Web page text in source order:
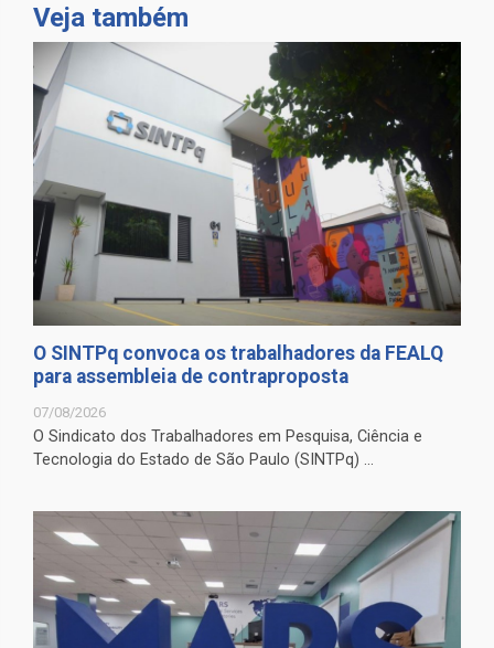
Veja também
O SINTPq convoca os trabalhadores da FEALQ
para assembleia de contraproposta
07/08/2026
O Sindicato dos Trabalhadores em Pesquisa, Ciência e
Tecnologia do Estado de São Paulo (SINTPq) ...